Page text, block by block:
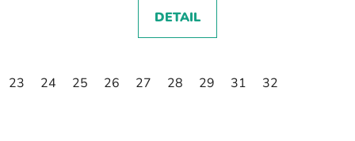
DETAIL
23 24 25 26 27 28 29 31 32